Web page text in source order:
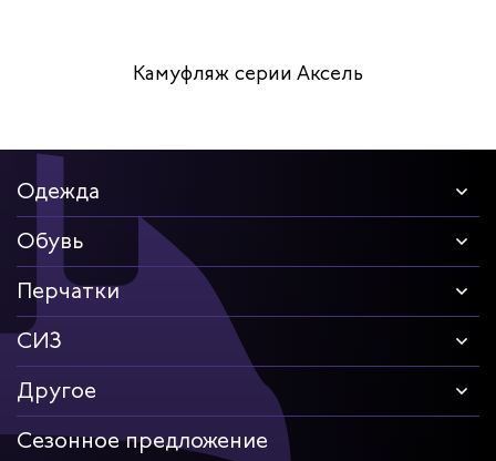
Камуфляж серии Аксель
Одежда
Обувь
Перчатки
СИЗ
Другое
Сезонное предложение